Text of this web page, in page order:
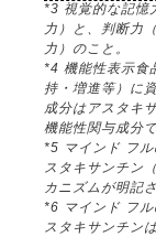
*3 視覚的な記憶
力）と、判断力
力）のこと。
*4 機能性表示食
持・増進等）に
成分はアスタキ
機能性関与成分
*5 マインド フ
スタキサンチン
カニズムが明記
*6 マインド フ
スタキサンチン